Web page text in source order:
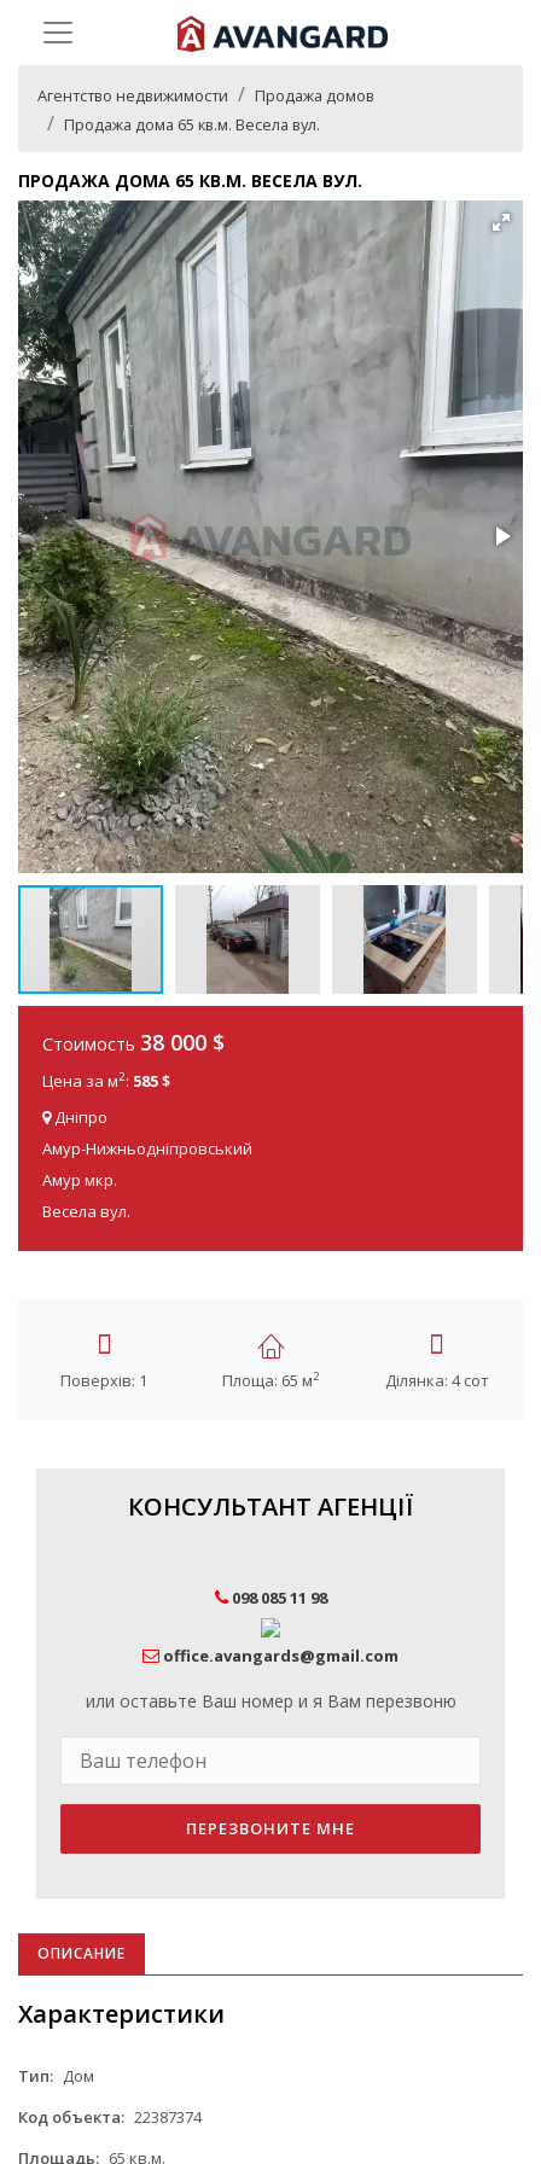
Агентство недвижимости
Продажа домов
Продажа дома 65 кв.м. Весела вул.
ПРОДАЖА ДОМА 65 КВ.М. ВЕСЕЛА ВУЛ.
Стоимость 38 000 $
Цена за м2: 585 $
Дніпро
Амур-Нижньодніпровський
Амур мкр.
Весела вул.
Поверхів: 1 Площа: 65 м2 Ділянка: 4 сот
КОНСУЛЬТАНТ АГЕНЦІЇ
098 085 11 98
office.avangards@gmail.com
или оставьте Ваш номер и я Вам перезвоню
ПЕРЕЗВОНИТЕ МНЕ
ОПИСАНИЕ
Характеристики
Тип: Дом
Код объекта: 22387374
Площадь: 65 кв.м.